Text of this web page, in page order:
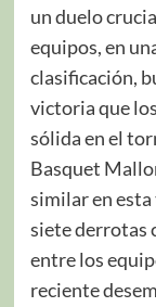
un duelo
equipos, en
clasificación,
victoria que
sólida en el
Basquet
similar en
siete derrotas
entre los
reciente